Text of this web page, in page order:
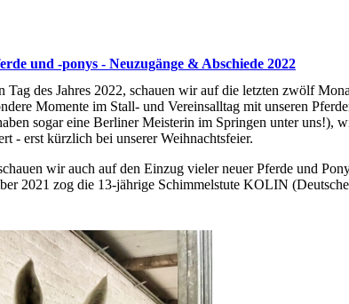
und -ponys - Neuzugänge & Abschiede 2022
Tag des Jahres 2022, schauen wir auf die letzten zwölf
Momente im Stall- und Vereinsalltag mit unseren
sogar eine Berliner Meisterin im Springen unter uns!),
- erst kürzlich bei unserer Weihnachtsfeier.
wir auch auf den Einzug vieler neuer Pferde und
2021 zog die 13-jährige Schimmelstute KOLIN